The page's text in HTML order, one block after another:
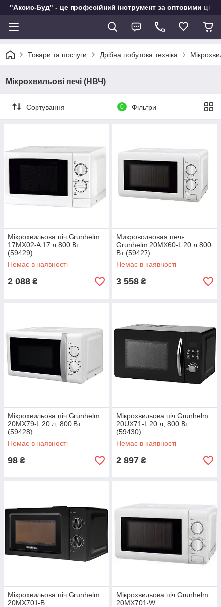
"Аксис-Буд" - це професійний інструмент за оптовими
Товари та послуги Дрібна побутова техніка
Мікрохвильові печі (НВЧ)
Сортування 0 Фільтри
Мікрохвильова піч Grunhelm
17MX02-A 17 л 800 Вт
(59429)
Немає в наявності
2 088 ₴
Микроволновая печь
Grunhelm 20MX60-L 20 л 800
Вт (59427)
Немає в наявності
3 558 ₴
Мікрохвильова піч Grunhelm
20MX79-L 20 л, 800 Вт
(59428)
Немає в наявності
98 ₴
Мікрохвильова піч Grunhelm
20UX71-L 20 л, 800 Вт
(59430)
Немає в наявності
2 897 ₴
Мікрохвильова піч Grunhelm
20MX701-B
Мікрохвильова піч Grunhelm
20MX701-W